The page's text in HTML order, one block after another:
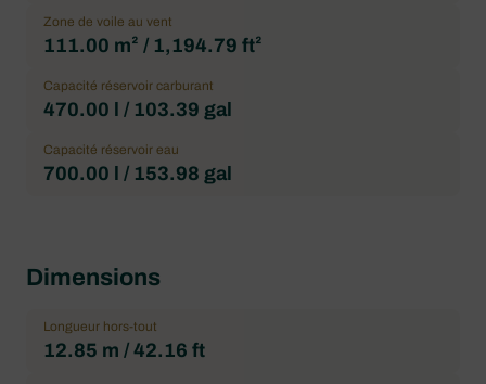
Zone de voile au vent
111.00 m² / 1,194.79 ft²
Capacité réservoir carburant
470.00 l / 103.39 gal
Capacité réservoir eau
700.00 l / 153.98 gal
Dimensions
Longueur hors-tout
12.85 m / 42.16 ft